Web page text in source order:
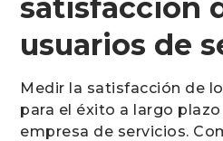
satisfacción
usuarios de
Medir la satisfacción de
para el éxito a largo
empresa de servicios.